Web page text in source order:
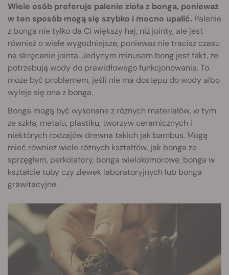
Wiele osób preferuje palenie zioła z bonga, ponieważ
w ten sposób mogą się szybko i mocno upalić. Palenie
z bonga nie tylko da Ci większy haj, niż jointy, ale jest
również o wiele wygodniejsze, ponieważ nie tracisz czasu
na skręcanie jointa. Jedynym minusem bong jest fakt, że
potrzebują wody do prawidłowego funkcjonowania. To
może być problemem, jeśli nie ma dostępu do wody albo
wyleje się ona z bonga.
Bonga mogą być wykonane z różnych materiałów, w tym
ze szkła, metalu, plastiku, tworzyw ceramicznych i
niektórych rodzajów drewna takich jak bambus. Mogą
mieć również wiele różnych kształtów, jak bonga ze
sprzęgłem, perkolatory, bonga wielokomorowe, bonga w
kształcie tuby czy zlewek laboratoryjnych lub bonga
grawitacyjne.